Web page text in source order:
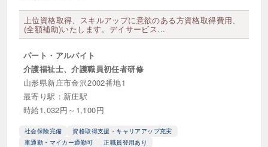
デイサービス（通所介護）
介護付き有料老人ホーム
介護老人保健施設（老健）
住宅型有料老人ホーム
地域密着型通所介護
小規模多機能型居宅介護（看多機）
上位資格取得、スキルアップに意欲のある方資格取得費用、
(全額補助)いたします。デイサービス...
パート・アルバイト
介護福祉士、介護職員初任者研修
山形県新庄市金沢2002番地1
最寄り駅：新庄駅
時給1,032円～1,100円
社会保険完備
資格取得支援・キャリアアップ充実
車通勤・マイカー通勤可
正職員登用あり